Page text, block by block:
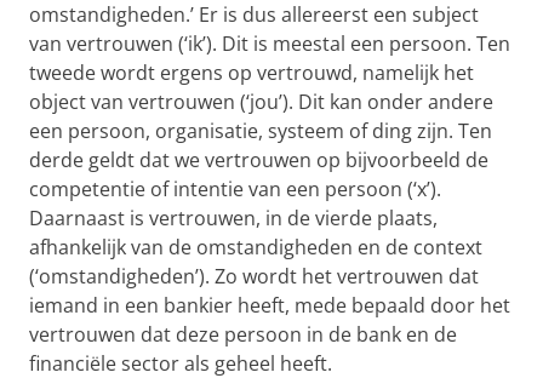
omstandigheden.’ Er is dus allereerst een subject
van vertrouwen (‘ik’). Dit is meestal een persoon. Ten
tweede wordt ergens op vertrouwd, namelijk het
object van vertrouwen (‘jou’). Dit kan onder andere
een persoon, organisatie, systeem of ding zijn. Ten
derde geldt dat we vertrouwen op bijvoorbeeld de
competentie of intentie van een persoon (‘x’).
Daarnaast is vertrouwen, in de vierde plaats,
afhankelijk van de omstandigheden en de context
(‘omstandigheden’). Zo wordt het vertrouwen dat
iemand in een bankier heeft, mede bepaald door het
vertrouwen dat deze persoon in de bank en de
financiële sector als geheel heeft.